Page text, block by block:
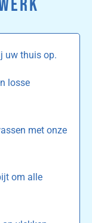
uw thuis op.
losse
met onze
om alle